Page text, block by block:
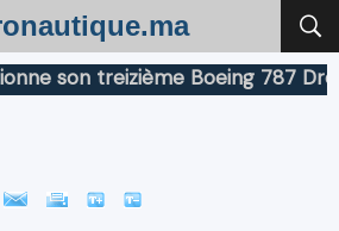
treizième Boeing 787